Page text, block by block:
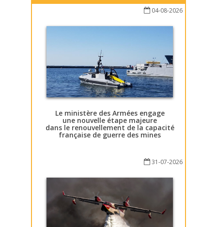
04-08-2026
Le ministère des Armées engage
une nouvelle étape majeure
dans le renouvellement de la capacité
française de guerre des mines
31-07-2026